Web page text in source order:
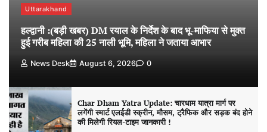
Uttarakhand
हल्द्वानी :(बड़ी खबर) DM रयाल के निर्देश के बाद भू-माफिया से मुक्त
हुई गरीब महिला की 25 नाली भूमि, महिला ने जताया आभार
News Desk August 6, 2026 0
Char Dham Yatra Update: चारधाम यात्रा मार्ग पर
लगेंगी स्मार्ट एलईडी स्क्रीन, मौसम, ट्रैफिक और सड़क बंद होने
की मिलेगी रियल-टाइम जानकारी !